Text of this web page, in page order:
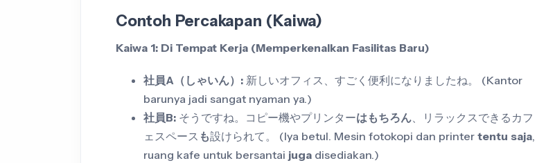
Contoh Percakapan (Kaiwa)
Kaiwa 1: Di Tempat Kerja (Memperkenalkan Fasilitas Baru)
社員A（しゃいん）: 新しいオフィス、すごく便利になりましたね。 (Kantor
barunya jadi sangat nyaman ya.)
社員B: そうですね。コピー機やプリンターはもちろん、リラックスできるカフ
ェスペース も設けられて。 (Iya betul. Mesin fotokopi dan printer tentu saja,
ruang kafe untuk bersantai juga disediakan.)